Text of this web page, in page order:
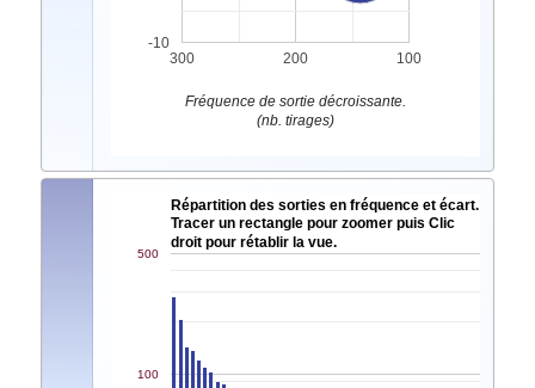
300 200 100
-10
Fréquence de sortie décroissante.
(nb. tirages)
Répartition des sorties en fréquence et écart.
Tracer un rectangle pour zoomer puis Clic
droit pour rétablir la vue.
100
500